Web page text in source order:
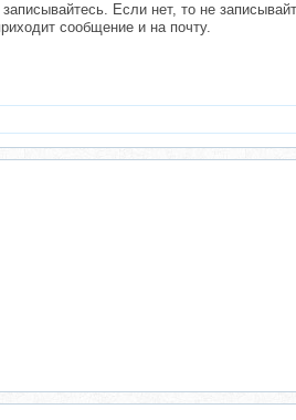
Если нет, то не
сообщение и на почту.